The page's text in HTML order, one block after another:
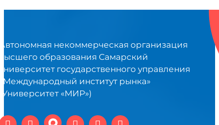
некоммерческая организация
образования Самарский
государственного управления
институт рынка»
«МИР»)